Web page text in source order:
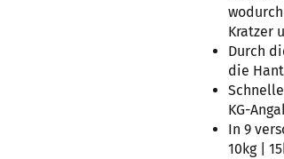
Kratzer
Durch
die
KG-
In 9
10kg |